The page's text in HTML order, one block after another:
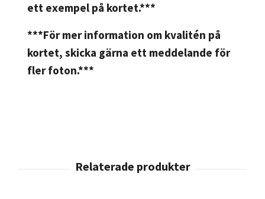
ett exempel på kortet.***
***För mer information om kvalitén på
kortet, skicka gärna ett meddelande för
fler foton.***